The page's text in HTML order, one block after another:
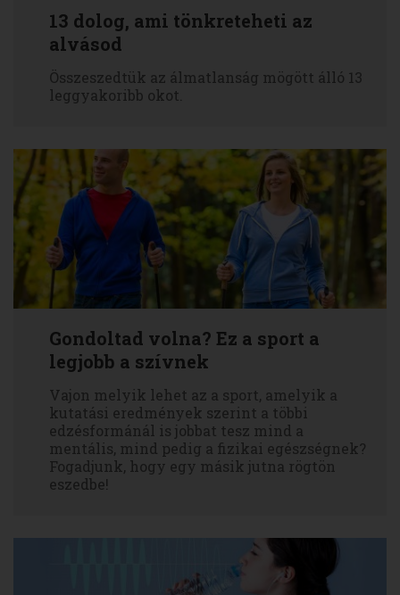
13 dolog, ami tönkreteheti az
alvásod
Összeszedtük az álmatlanság mögött álló 13
leggyakoribb okot.
Gondoltad volna? Ez a sport a
legjobb a szívnek
Vajon melyik lehet az a sport, amelyik a
kutatási eredmények szerint a többi
edzésformánál is jobbat tesz mind a
mentális, mind pedig a fizikai egészségnek?
Fogadjunk, hogy egy másik jutna rögtön
eszedbe!